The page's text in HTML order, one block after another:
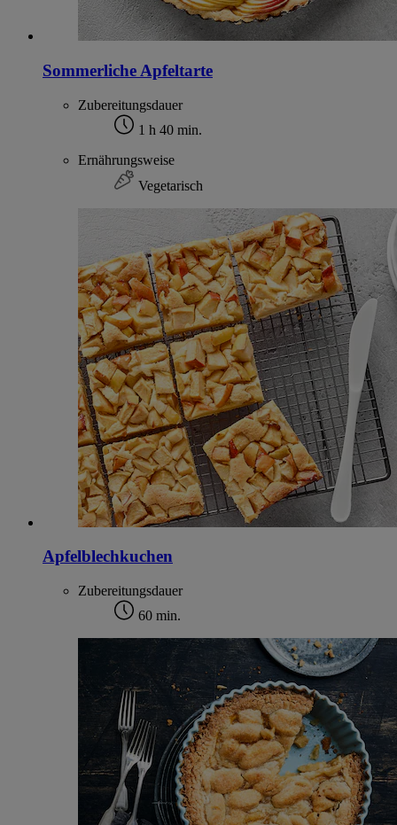
Sommerliche Apfeltarte
Zubereitungsdauer
1 h 40 min.
Ernährungsweise
Vegetarisch
Apfelblechkuchen
Zubereitungsdauer
60 min.